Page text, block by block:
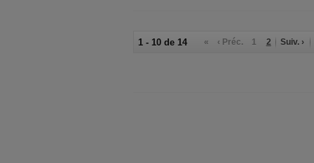
1 - 10 de 14 « ‹ Préc. 1 2 Suiv. ›